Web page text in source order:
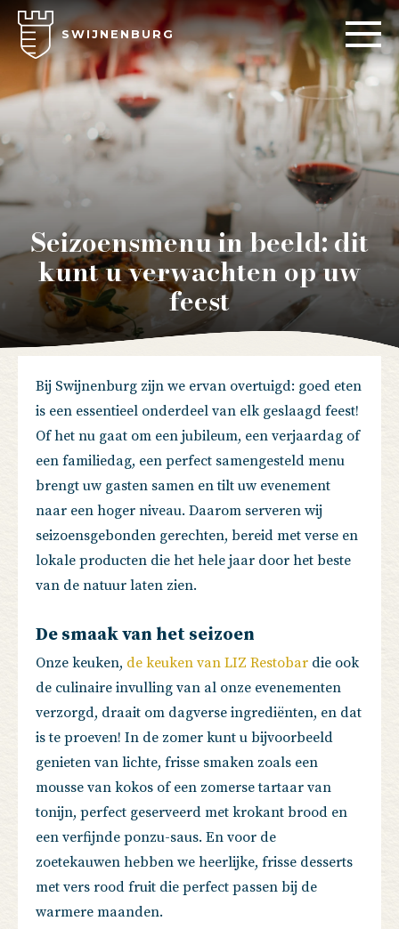
SWIJNENBURG
Seizoensmenu in beeld: dit
kunt u verwachten op uw
feest
Bij Swijnenburg zijn we ervan overtuigd: goed eten
is een essentieel onderdeel van elk geslaagd feest!
Of het nu gaat om een jubileum, een verjaardag of
een familiedag, een perfect samengesteld menu
brengt uw gasten samen en tilt uw evenement
naar een hoger niveau. Daarom serveren wij
seizoensgebonden gerechten, bereid met verse en
lokale producten die het hele jaar door het beste
van de natuur laten zien.
De smaak van het seizoen
Onze keuken, de keuken van LIZ Restobar die ook
de culinaire invulling van al onze evenementen
verzorgd, draait om dagverse ingrediënten, en dat
is te proeven! In de zomer kunt u bijvoorbeeld
genieten van lichte, frisse smaken zoals een
mousse van kokos of een zomerse tartaar van
tonijn, perfect geserveerd met krokant brood en
een verfijnde ponzu-saus. En voor de
zoetekauwen hebben we heerlijke, frisse desserts
met vers rood fruit die perfect passen bij de
warmere maanden.